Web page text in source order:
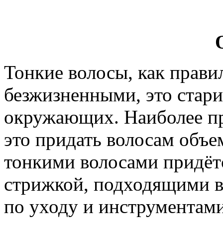
Тонкие волосы, как
безжизненными, это
окружающих. Наиболее
это придать волосам
тонкими волосами
стрижкой, подходящими
по уходу и